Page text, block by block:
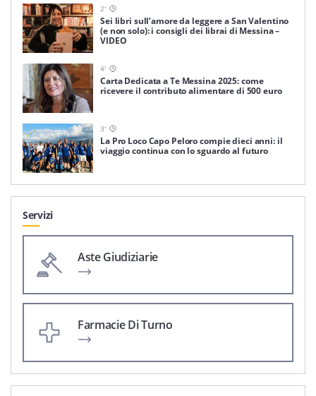
2'
Sei libri sull’amore da leggere a San Valentino
(e non solo): i consigli dei librai di Messina –
VIDEO
4'
Carta Dedicata a Te Messina 2025: come
ricevere il contributo alimentare di 500 euro
3'
La Pro Loco Capo Peloro compie dieci anni: il
viaggio continua con lo sguardo al futuro
Servizi
Aste Giudiziarie
Farmacie Di Turno